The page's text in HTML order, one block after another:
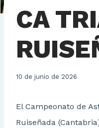
CA
10 de junio de 2026
El Campeonato de
Ruiseñada